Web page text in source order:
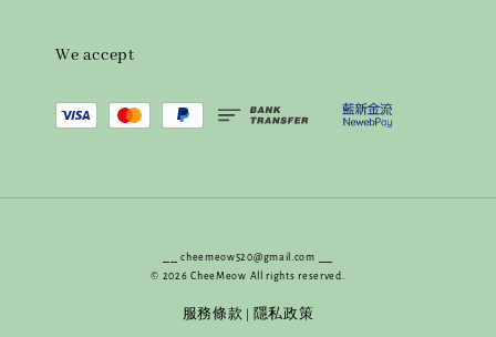
We accept
⎯⎯ cheemeow520@gmail.com ⎯⎯
© 2026 CheeMeow All rights reserved.
服務條款 隱私政策